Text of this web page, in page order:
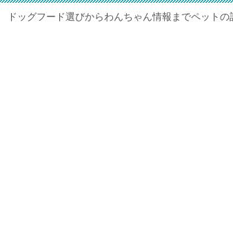
ドッグフード選びからわんちゃん情報までペットの